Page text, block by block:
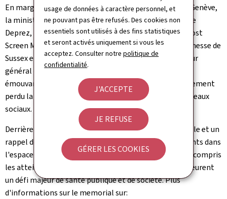
usage de données à caractère personnel, et
ne pouvant pas être refusés. Des cookies non
essentiels sont utilisés à des fins statistiques
et seront activés uniquement si vous les
acceptez. Consulter notrepolitique de
confidentialité.
J'ACCEPTE
JE REFUSE
GÉRER LES COOKIES
En marge de la 79e Assemblée mondiale de la santé à Genève,
la ministre de la Santé et de la Sécurité sociale, Martine
Deprez, a assisté le 17 mai 2026, à l'inauguration du "Lost
Screen Memorial", en présence de Meghan Markle, Duchesse de
Sussex et du Dr Tedros Adhanom Ghebreyesus, Directeur
général de l'OMS. Cette exposition, particulièrement
émouvante, rend hommage aux enfants ayant tragiquement
perdu la vie à la suite de préjudices liés à l'usage des réseaux
sociaux.
Derrière chaque écran se trouvent un enfant, une famille et un
rappel de l'importance collective de protéger les enfants dans
l'espace numérique. Les violences faites aux enfants, y compris
les atteintes et risques liés au monde numérique, demeurent
un défi majeur de santé publique et de société. Plus
d'informations sur le memorial sur: